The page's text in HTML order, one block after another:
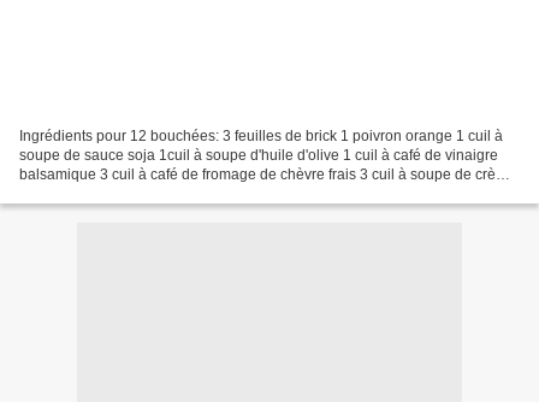
Ingrédients pour 12 bouchées: 3 feuilles de brick 1 poivron orange 1 cuil à
soupe de sauce soja 1cuil à soupe d'huile d'olive 1 cuil à café de vinaigre
balsamique 3 cuil à café de fromage de chèvre frais 3 cuil à soupe de crème